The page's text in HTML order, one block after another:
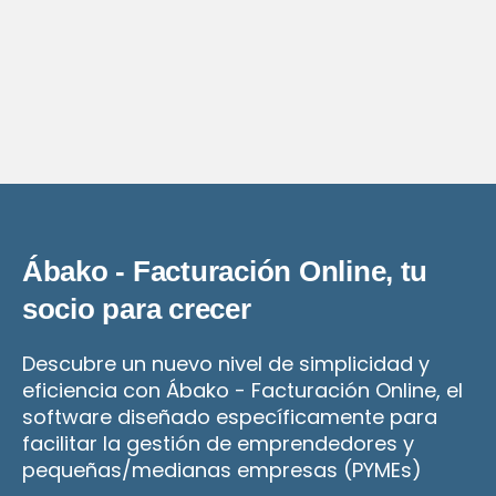
Ábako - Facturación Online, tu
socio para crecer
Descubre un nuevo nivel de simplicidad y
eficiencia con Ábako - Facturación Online, el
software diseñado específicamente para
facilitar la gestión de emprendedores y
pequeñas/medianas empresas (PYMEs)